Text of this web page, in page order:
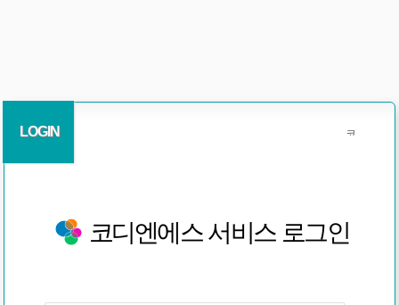
LOGIN
코디엔에스 서비스 로그인